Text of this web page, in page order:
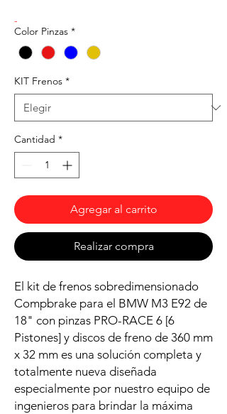
-
Color Pinzas *
KIT Frenos *
Cantidad *
Agregar al carrito
Realizar compra
El kit de frenos sobredimensionado
Compbrake para el BMW M3 E92 de
18" con pinzas PRO-RACE 6 [6
Pistones] y discos de freno de 360 mm
x 32 mm es una solución completa y
totalmente nueva diseñada
especialmente por nuestro equipo de
ingenieros para brindar la máxima